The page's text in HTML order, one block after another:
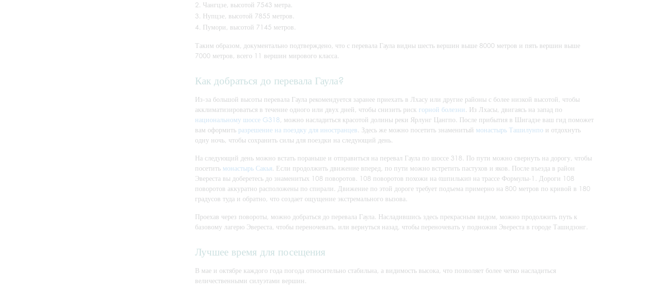
Чангцзе, высотой 7543 метра.
Нупцзе, высотой 7855 метров.
Пумори, высотой 7145 метров.
Таким образом, документально подтверждено, что с перевала Гаула видны шесть вершин выше 8000 метров и пять вершин выше
7000 метров, всего 11 вершин мирового класса.
Как добраться до перевала Гаула?
Из-за большой высоты перевала Гаула рекомендуется заранее приехать в Лхасу или другие районы с более низкой высотой, чтобы
акклиматизироваться в течение одного или двух дней, чтобы снизить риск горной болезни . Из Лхасы, двигаясь на запад по
национальному шоссе G318, можно насладиться красотой долины реки Ярлунг Цангпо. После прибытия в Шигадзе ваш гид поможет
вам оформить разрешение на поездку для иностранцев . Здесь же можно посетить знаменитый монастырь Ташилунпо и отдохнуть
одну ночь, чтобы сохранить силы для поездки на следующий день.
На следующий день можно встать пораньше и отправиться на перевал Гаула по шоссе 318. По пути можно свернуть на дорогу, чтобы
посетить монастырь Сакья . Если продолжить движение вперед, по пути можно встретить пастухов и яков. После въезда в район
Эвереста вы доберетесь до знаменитых 108 поворотов. 108 поворотов похожи на «шпильки» на трассе Формулы-1. Дороги 108
поворотов аккуратно расположены по спирали. Движение по этой дороге требует подъема примерно на 800 метров по кривой в 180
градусов туда и обратно, что создает ощущение экстремального вызова.
Проехав через повороты, можно добраться до перевала Гаула. Насладившись здесь прекрасным видом, можно продолжить путь к
базовому лагерю Эвереста, чтобы переночевать, или вернуться назад, чтобы переночевать у подножия Эвереста в городе Ташидзонг.
Лучшее время для посещения
В мае и октябре каждого года погода относительно стабильна, а видимость высока, что позволяет более четко насладиться
величественными силуэтами вершин.